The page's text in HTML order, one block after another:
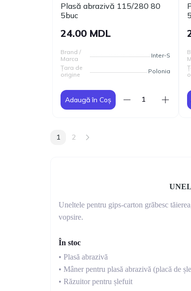
Plasă abrazivă 115/280 80
5buc
24.00 MDL
Brand /
Marca
Inter-S
Țara de
origine
Polonia
Adaugă în Coș
1 2
Uneltele pentru gips-carton grăbesc
vopsire.
În stoc
• Plasă abrazivă
• Mâner pentru plasă abrazivă (placă de
• Răzuitor pentru șlefuit